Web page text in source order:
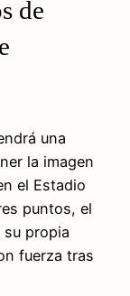
de
una
la imagen
el Estadio
puntos, el
propia
fuerza tras